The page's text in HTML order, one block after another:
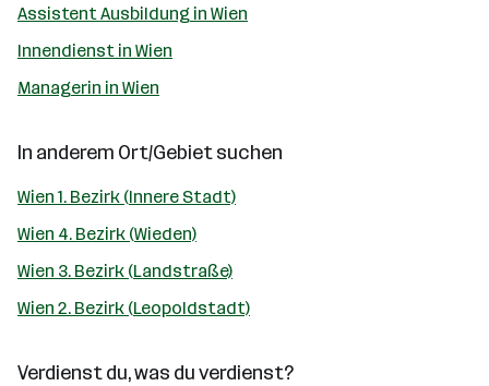
Assistent Ausbildung in Wien
Innendienst in Wien
Managerin in Wien
In anderem Ort/Gebiet suchen
Wien 1. Bezirk (Innere Stadt)
Wien 4. Bezirk (Wieden)
Wien 3. Bezirk (Landstraße)
Wien 2. Bezirk (Leopoldstadt)
Verdienst du, was du verdienst?